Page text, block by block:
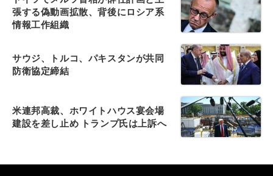
張する偽動画拡散、背後にロシア系
情報工作組織
サウジ、トルコ、パキスタンが共同
防衛協定締結
米連邦高裁、ホワイトハウス宴会場
建設を差し止め トランプ氏は上訴へ